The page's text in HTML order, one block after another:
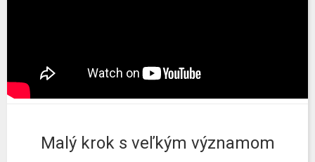
Malý krok s veľkým významom